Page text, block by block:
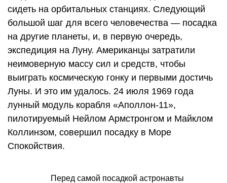
сидеть на орбитальных станциях. Следующий
большой шаг для всего человечества — посадка
на другие планеты, и, в первую очередь,
экспедиция на Луну. Американцы затратили
неимоверную массу сил и средств, чтобы
выиграть космическую гонку и первыми достичь
Луны. И это им удалось. 24 июля 1969 года
лунный модуль корабля «Аполлон-11»,
пилотируемый Нейлом Армстронгом и Майклом
Коллинзом, совершил посадку в Море
Спокойствия.
Перед самой посадкой астронавты